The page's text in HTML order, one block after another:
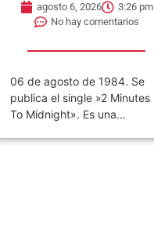
agosto 6, 2026
3:22 pm
No hay comentarios
«VIVO COSQUÍN ROCK»
(PAPPO) 06 De Agosto del
2021 Disco en vivo póstumo